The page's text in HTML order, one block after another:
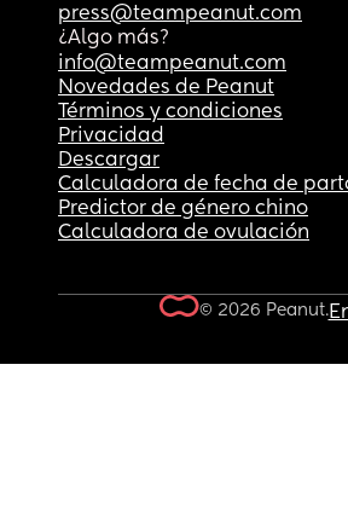
press@teampeanut.com
¿Algo más?
info@teampeanut.com
Novedades de Peanut
Términos y condiciones
Privacidad
Descargar
Calculadora de fecha de
Predictor de género chino
Calculadora de ovulación
© 2026 Peanut.